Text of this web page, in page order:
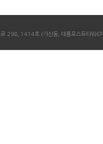
로 298, 1414호 (가산동, 대륭포스트